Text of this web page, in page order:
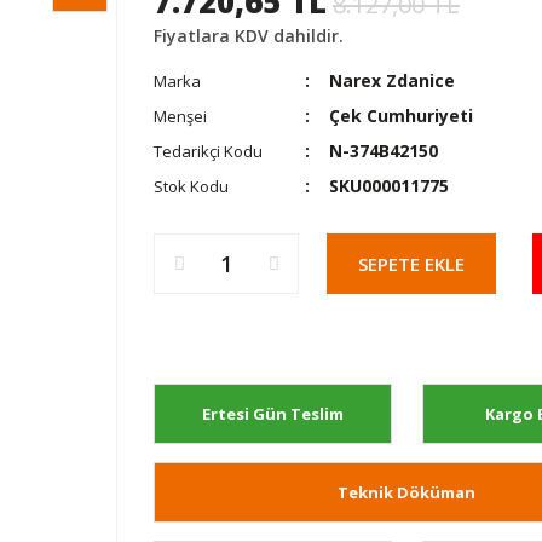
Fiyatlara KDV dahildir.
Marka Narex Zdanice
Menşei Çek Cumhuriyeti
Tedarikçi Kodu N-374B42150
Stok Kodu SKU000011775
SEPETE EKLE
Ertesi Gün Teslim Kargo
Teknik Döküman